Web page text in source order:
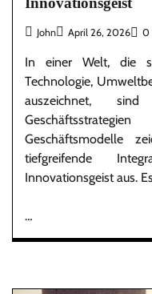
John April 26, 2026 0
In einer Welt, die
Technologie,
auszeichnet,
Geschäftsmodelle
tiefgreifende
Innovationsgeist aus.
…